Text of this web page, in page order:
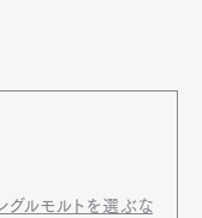
グルモルトを選ぶな